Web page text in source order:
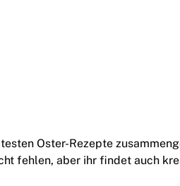
Oster-Rezepte
fehlen, aber ihr findet auch